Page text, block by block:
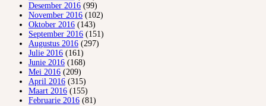
Desember 2016 (99)
November 2016 (102)
Oktober 2016 (143)
September 2016 (151)
Augustus 2016 (297)
Julie 2016 (161)
Junie 2016 (168)
Mei 2016 (209)
April 2016 (315)
Maart 2016 (155)
Februarie 2016 (81)